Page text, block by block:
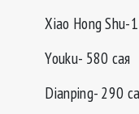
Xiao Hong Shu-
Youku- 580 сая
Dianping- 290